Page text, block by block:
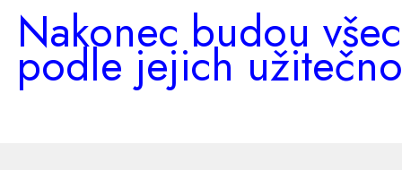
Nakonec budou
podle jejich